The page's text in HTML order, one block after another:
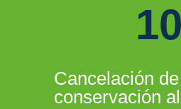
10
Cancelación
conservación